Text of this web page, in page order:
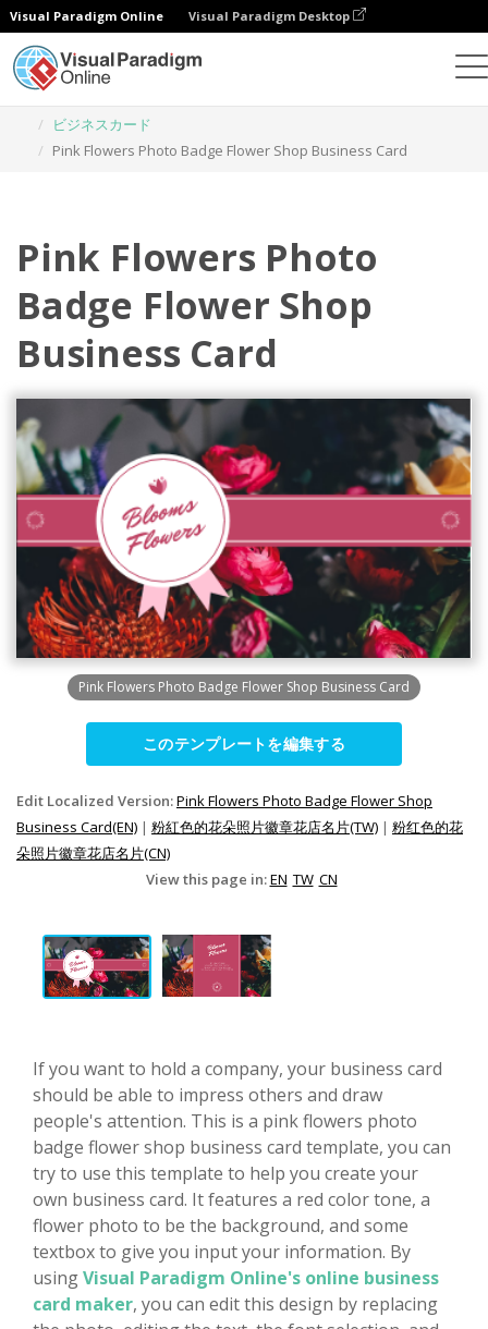
Visual Paradigm Online Visual Paradigm Desktop
ビジネスカード
Pink Flowers Photo Badge Flower Shop Business Card
Pink Flowers Photo
Badge Flower Shop
Business Card
Pink Flowers Photo Badge Flower Shop Business Card
このテンプレートを編集する
Edit Localized Version:Pink Flowers Photo Badge Flower Shop
Business Card(EN) | 粉紅色的花朵照片徽章花店名片(TW) | 粉红色的花
朵照片徽章花店名片(CN)
View this page in:EN TW CN
If you want to hold a company, your business card
should be able to impress others and draw
people's attention. This is a pink flowers photo
badge flower shop business card template, you can
try to use this template to help you create your
own business card. It features a red color tone, a
flower photo to be the background, and some
textbox to give you input your information. By
usingVisual Paradigm Online's online business
card maker, you can edit this design by replacing